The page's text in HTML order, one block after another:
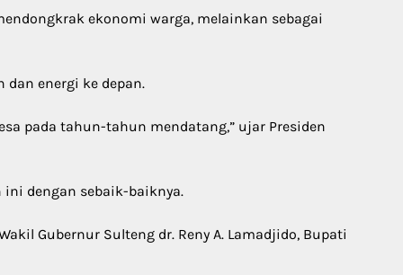
ekonomi warga, melainkan sebagai
energi ke depan.
pada tahun-tahun mendatang,” ujar Presiden
dengan sebaik-baiknya.
Gubernur Sulteng dr. Reny A. Lamadjido, Bupati